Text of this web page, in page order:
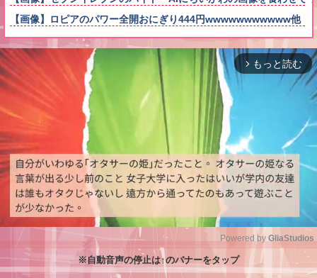
【画像】ロピアのパワー全開おにぎり444円wwwwwwwwwww他
arrow_forward_ios もっと読む
M
Powered by GliaStudios
※自動音声の停止は↑のバナーをタップ